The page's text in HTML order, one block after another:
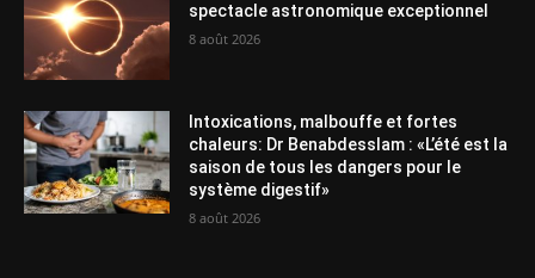
spectacle astronomique exceptionnel
8 août 2026
Intoxications, malbouffe et fortes
chaleurs: Dr Benabdesslam : «L’été est la
saison de tous les dangers pour le
système digestif»
8 août 2026